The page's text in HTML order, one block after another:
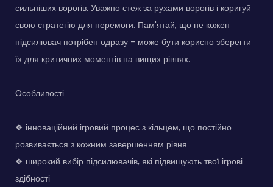
сильніших ворогів. Уважно стеж за рухами ворогів і коригуй
свою стратегію для перемоги. Пам'ятай, що не кожен
підсилювач потрібен одразу - може бути корисно зберегти
їх для критичних моментів на вищих рівнях.
Особливості
❖ інноваційний ігровий процес з кільцем, що постійно
розвивається з кожним завершенням рівня
❖ широкий вибір підсилювачів, які підвищують твої ігрові
здібності